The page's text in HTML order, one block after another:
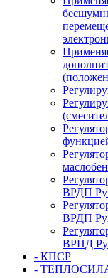
ВРДП
ВРДП
ВРПД
- КПСР
-